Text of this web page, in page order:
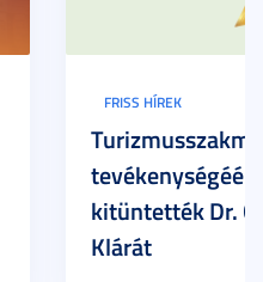
FRISS HÍREK
tevékenységéért
kitüntették Dr.
Klárát